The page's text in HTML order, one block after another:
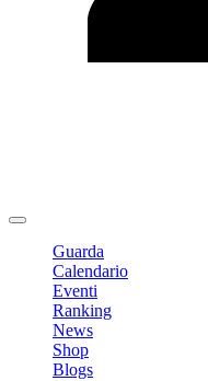
Guarda
Calendario
Eventi
Ranking
News
Shop
Blogs